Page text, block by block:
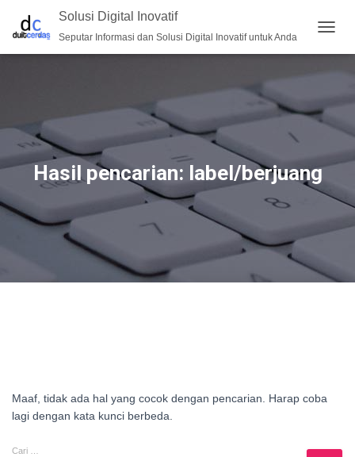
Solusi Digital Inovatif
Seputar Informasi dan Solusi Digital Inovatif untuk Anda
Hasil pencarian: label/berjuang
Maaf, tidak ada hal yang cocok dengan pencarian. Harap coba
lagi dengan kata kunci berbeda.
Cari …